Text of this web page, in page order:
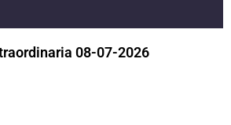
08-07-2026